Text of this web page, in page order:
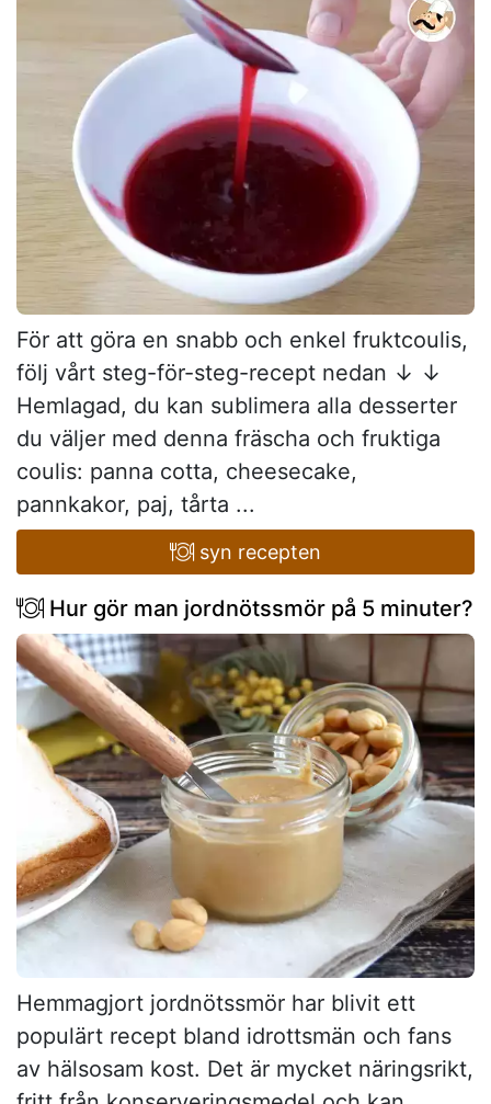
För att göra en snabb och enkel fruktcoulis,
följ vårt steg-för-steg-recept nedan ↓ ↓
Hemlagad, du kan sublimera alla desserter
du väljer med denna fräscha och fruktiga
coulis: panna cotta, cheesecake,
pannkakor, paj, tårta ...
syn recepten
Hur gör man jordnötssmör på 5 minuter?
Hemmagjort jordnötssmör har blivit ett
populärt recept bland idrottsmän och fans
av hälsosam kost. Det är mycket näringsrikt,